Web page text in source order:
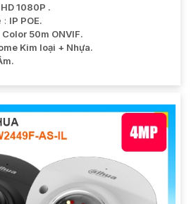
1080P .
: IP POE.
Color 50m ONVIF.
Kim loại + Nhựa.